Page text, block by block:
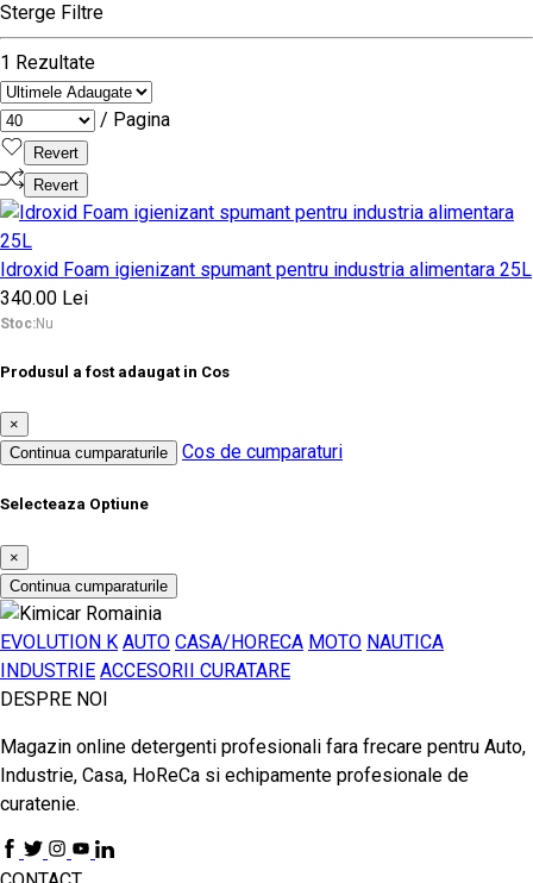
Sterge Filtre
1 Rezultate
/ Pagina
Revert
Revert
Idroxid Foam igienizant spumant pentru industria alimentara 25L
340.00 Lei
Stoc:Nu
Produsul a fost adaugat in Cos
×
Continua cumparaturile
Cos de cumparaturi
Selecteaza Optiune
×
Continua cumparaturile
EVOLUTION K AUTO CASA/HORECA MOTO NAUTICA
INDUSTRIE ACCESORII CURATARE
DESPRE NOI
Magazin online detergenti profesionali fara frecare pentru Auto,
Industrie, Casa, HoReCa si echipamente profesionale de
curatenie.